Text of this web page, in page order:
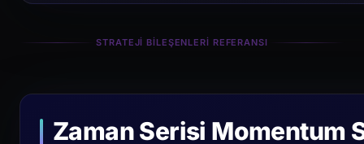
STRATEJI BILEŞENLERI REFERANSI
Zaman Serisi Momentum